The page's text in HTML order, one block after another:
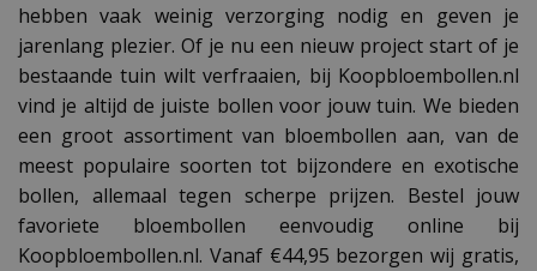
hebben vaak weinig verzorging nodig en geven je
jarenlang plezier. Of je nu een nieuw project start of je
bestaande tuin wilt verfraaien, bij Koopbloembollen.nl
vind je altijd de juiste bollen voor jouw tuin. We bieden
een groot assortiment van bloembollen aan, van de
meest populaire soorten tot bijzondere en exotische
bollen, allemaal tegen scherpe prijzen. Bestel jouw
favoriete bloembollen eenvoudig online bij
Koopbloembollen.nl. Vanaf €44,95 bezorgen wij gratis,